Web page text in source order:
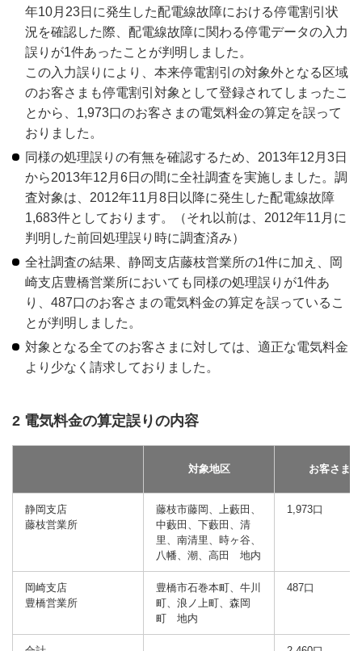
年10月23日に発生した配電線故障における停電割引状
況を確認した際、配電線故障に関わる停電データの入力
誤りが1件あったことが判明しました。
この入力誤りにより、本来停電割引の対象外となる区域
のお客さまも停電割引対象として登録されてしまったこ
とから、1,973口のお客さまの電気料金の算定を誤って
おりました。
同様の処理誤りの有無を確認するため、2013年12月3日
から2013年12月6日の間に全社調査を実施しました。調
査対象は、2012年11月8日以降に発生した配電線故障
1,683件としております。（それ以前は、2012年11月に
判明した前回処理誤り時に調査済み）
全社調査の結果、静岡支店藤枝営業所の1件に加え、岡
崎支店豊橋営業所においても同様の処理誤りが1件あ
り、487口のお客さまの電気料金の算定を誤っているこ
とが判明しました。
対象となる全てのお客さまに対しては、適正な電気料金
より少なく請求しておりました。
2 電気料金の算定誤りの内容
対象地区 お客さま
静岡支店
藤枝営業所
藤枝市藤岡、上藪田、
中藪田、下藪田、清
里、南清里、時ヶ谷、
八幡、潮、高田 地内
1,973口
岡崎支店
豊橋営業所
豊橋市石巻本町、牛川
町、浪ノ上町、森岡
町 地内
487口